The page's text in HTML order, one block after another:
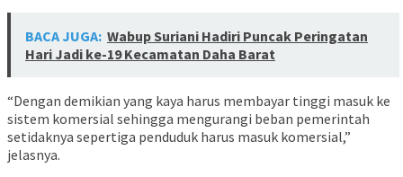
BACA JUGA: Wabup Suriani Hadiri Puncak Peringatan
Hari Jadi ke-19 Kecamatan Daha Barat
“Dengan demikian yang kaya harus membayar tinggi masuk ke
sistem komersial sehingga mengurangi beban pemerintah
setidaknya sepertiga penduduk harus masuk komersial,”
jelasnya.